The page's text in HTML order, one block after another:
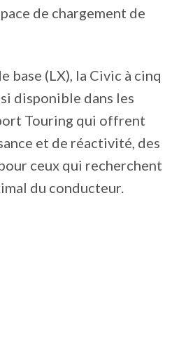
de chargement de
base (LX), la Civic à cinq
disponible dans les
Touring qui offrent
et de réactivité, des
ceux qui recherchent
du conducteur.